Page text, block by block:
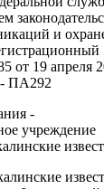
и
19 апреля
- ПА292
-
учреждение